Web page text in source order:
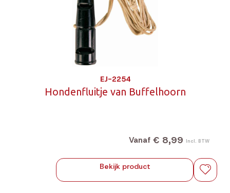
EJ-2254
Hondenfluitje van Buffelhoorn
Vanaf € 8,99 Incl. BTW
Bekijk product